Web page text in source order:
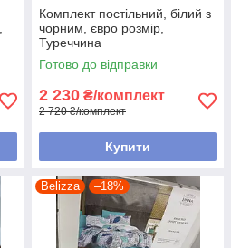
Комплект постільний, білий з
чорним, євро розмір,
Туреччина
Готово до відправки
2 230 ₴/комплект
2 720 ₴/комплект
Купити
Belizza –18%